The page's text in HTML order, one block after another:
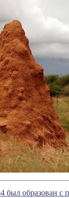
был образован с